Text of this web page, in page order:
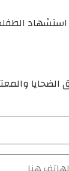
استشهاد